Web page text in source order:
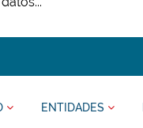
ENTIDADES